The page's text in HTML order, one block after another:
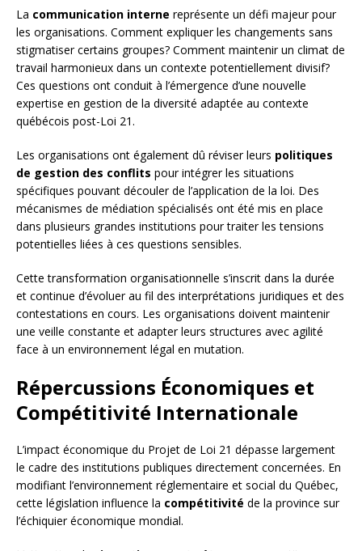
La communication interne représente un défi majeur pour
les organisations. Comment expliquer les changements sans
stigmatiser certains groupes? Comment maintenir un climat de
travail harmonieux dans un contexte potentiellement divisif?
Ces questions ont conduit à l’émergence d’une nouvelle
expertise en gestion de la diversité adaptée au contexte
québécois post-Loi 21.
Les organisations ont également dû réviser leurs politiques
de gestion des conflits pour intégrer les situations
spécifiques pouvant découler de l’application de la loi. Des
mécanismes de médiation spécialisés ont été mis en place
dans plusieurs grandes institutions pour traiter les tensions
potentielles liées à ces questions sensibles.
Cette transformation organisationnelle s’inscrit dans la durée
et continue d’évoluer au fil des interprétations juridiques et des
contestations en cours. Les organisations doivent maintenir
une veille constante et adapter leurs structures avec agilité
face à un environnement légal en mutation.
Répercussions Économiques et
Compétitivité Internationale
L’impact économique du Projet de Loi 21 dépasse largement
le cadre des institutions publiques directement concernées. En
modifiant l’environnement réglementaire et social du Québec,
cette législation influence la compétitivité de la province sur
l’échiquier économique mondial.